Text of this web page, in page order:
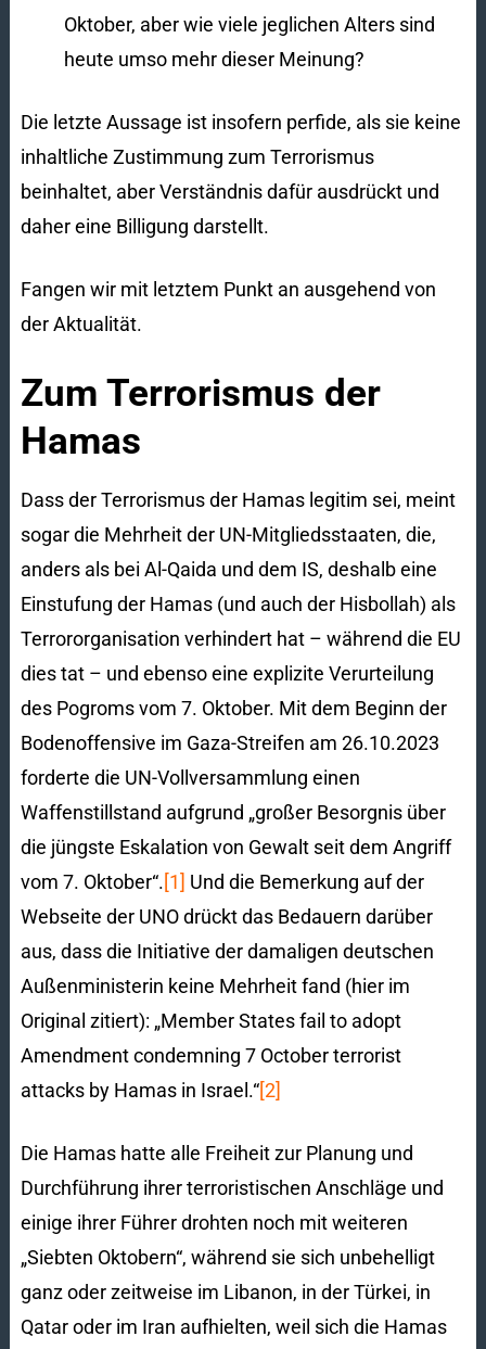
Oktober, aber wie viele jeglichen Alters sind
heute umso mehr dieser Meinung?
Die letzte Aussage ist insofern perfide, als sie keine
inhaltliche Zustimmung zum Terrorismus
beinhaltet, aber Verständnis dafür ausdrückt und
daher eine Billigung darstellt.
Fangen wir mit letztem Punkt an ausgehend von
der Aktualität.
Zum Terrorismus der
Hamas
Dass der Terrorismus der Hamas legitim sei, meint
sogar die Mehrheit der UN-Mitgliedsstaaten, die,
anders als bei Al-Qaida und dem IS, deshalb eine
Einstufung der Hamas (und auch der Hisbollah) als
Terrororganisation verhindert hat – während die EU
dies tat – und ebenso eine explizite Verurteilung
des Pogroms vom 7. Oktober. Mit dem Beginn der
Bodenoffensive im Gaza-Streifen am 26.10.2023
forderte die UN-Vollversammlung einen
Waffenstillstand aufgrund „großer Besorgnis über
die jüngste Eskalation von Gewalt seit dem Angriff
vom 7. Oktober“.[1] Und die Bemerkung auf der
Webseite der UNO drückt das Bedauern darüber
aus, dass die Initiative der damaligen deutschen
Außenministerin keine Mehrheit fand (hier im
Original zitiert): „Member States fail to adopt
Amendment condemning 7 October terrorist
attacks by Hamas in Israel.“[2]
Die Hamas hatte alle Freiheit zur Planung und
Durchführung ihrer terroristischen Anschläge und
einige ihrer Führer drohten noch mit weiteren
„Siebten Oktobern“, während sie sich unbehelligt
ganz oder zeitweise im Libanon, in der Türkei, in
Qatar oder im Iran aufhielten, weil sich die Hamas